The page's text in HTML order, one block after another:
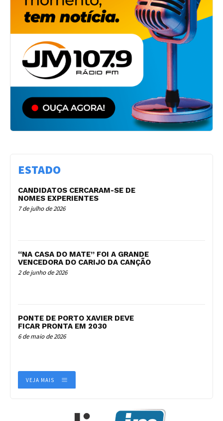
ESTADO
CANDIDATOS CERCARAM-SE DE
NOMES EXPERIENTES
7 de julho de 2026
“NA CASA DO MATE” FOI A GRANDE
VENCEDORA DO CARIJO DA CANÇÃO
2 de junho de 2026
PONTE DE PORTO XAVIER DEVE
FICAR PRONTA EM 2030
6 de maio de 2026
VEJA MAIS